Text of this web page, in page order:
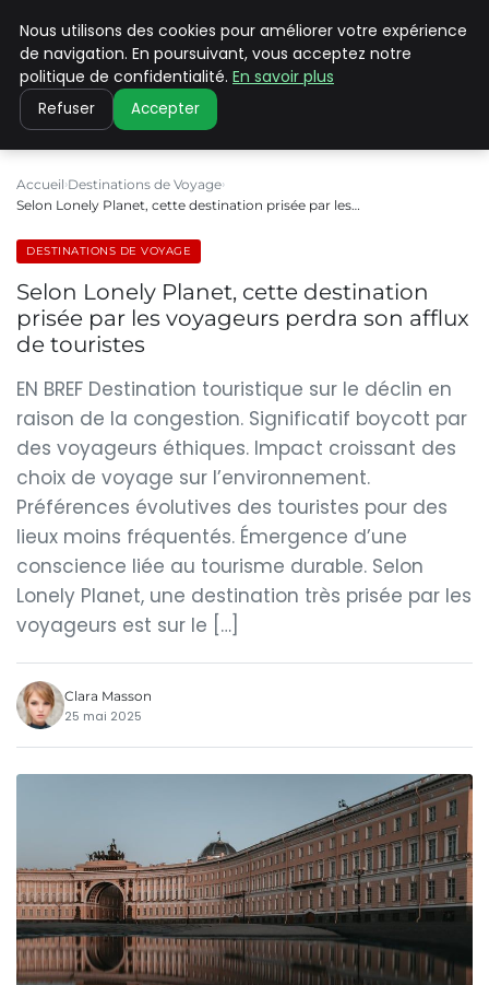
PILAT PATRIMOINES
Accueil Destinations de Voyage
Selon Lonely Planet, cette destination prisée par les…
DESTINATIONS DE VOYAGE
Selon Lonely Planet, cette destination
prisée par les voyageurs perdra son afflux
de touristes
EN BREF Destination touristique sur le déclin en
raison de la congestion. Significatif boycott par
des voyageurs éthiques. Impact croissant des
choix de voyage sur l’environnement.
Préférences évolutives des touristes pour des
lieux moins fréquentés. Émergence d’une
conscience liée au tourisme durable. Selon
Lonely Planet, une destination très prisée par les
voyageurs est sur le […]
Clara Masson
25 mai 2025
Nous utilisons des cookies pour améliorer votre expérience
de navigation. En poursuivant, vous acceptez notre
politique de confidentialité. En savoir plus
Refuser Accepter